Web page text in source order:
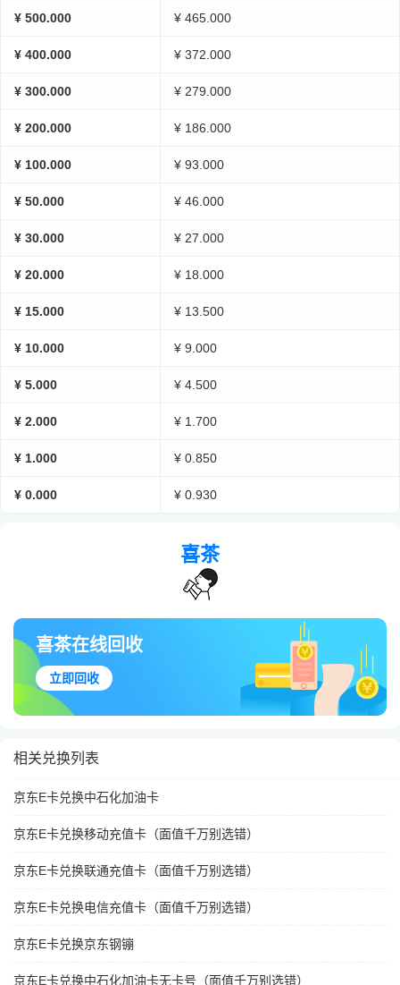
¥ 500.000 ¥ 465.000
¥ 400.000 ¥ 372.000
¥ 300.000 ¥ 279.000
¥ 200.000 ¥ 186.000
¥ 100.000 ¥ 93.000
¥ 50.000 ¥ 46.000
¥ 30.000 ¥ 27.000
¥ 20.000 ¥ 18.000
¥ 15.000 ¥ 13.500
¥ 10.000 ¥ 9.000
¥ 5.000 ¥ 4.500
¥ 2.000 ¥ 1.700
¥ 1.000 ¥ 0.850
¥ 0.000 ¥ 0.930
喜茶
喜茶在线回收
立即回收
相关兑换列表
京东E卡兑换中石化加油卡
京东E卡兑换移动充值卡（面值千万别选错）
京东E卡兑换联通充值卡（面值千万别选错）
京东E卡兑换电信充值卡（面值千万别选错）
京东E卡兑换京东钢镚
京东E卡兑换中石化加油卡无卡号（面值千万别选错）